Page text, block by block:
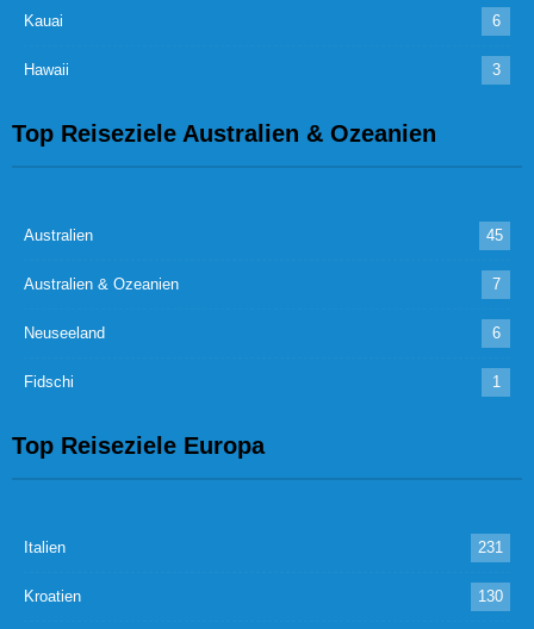
Kauai 6
Hawaii 3
Top Reiseziele Australien & Ozeanien
Australien 45
Australien & Ozeanien 7
Neuseeland 6
Fidschi 1
Top Reiseziele Europa
Italien 231
Kroatien 130